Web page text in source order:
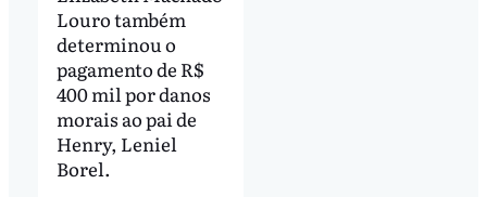
Louro também
determinou o
pagamento de R$
400 mil por danos
morais ao pai de
Henry, Leniel
Borel.